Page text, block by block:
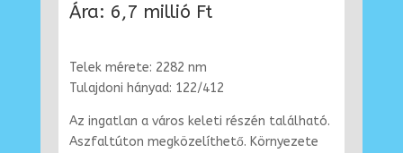
Ára: 6,7 millió Ft
Telek mérete: 2282 nm
Tulajdoni hányad: 122/412
Az ingatlan a város keleti részén található.
Aszfaltúton megközelíthető. Környezete